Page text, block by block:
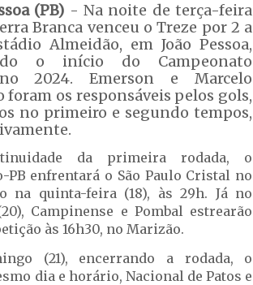
(PB) - Na noite de terça-feira
Branca venceu o Treze por 2 a
Almeidão, em João Pessoa,
o início do Campeonato
2024. Emerson e Marcelo
foram os responsáveis pelos gols,
no primeiro e segundo tempos,
da primeira rodada, o
PB enfrentará o São Paulo Cristal no
na quinta-feira (18), às 29h. Já no
Campinense e Pombal estrearão
às 16h30, no Marizão.
(21), encerrando a rodada, o
dia e horário, Nacional de Patos e